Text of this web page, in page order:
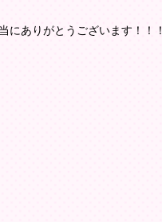
にありがとうございます！！！